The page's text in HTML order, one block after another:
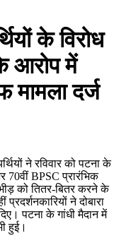
के विरोध
आरोप में
मामला दर्ज
ने रविवार को पटना के
70वीं BPSC प्रारंभिक
भीड़ को तितर-बितर करने के
प्रदर्शनकारियों ने दोबारा
पटना के गांधी मैदान में
हुई।